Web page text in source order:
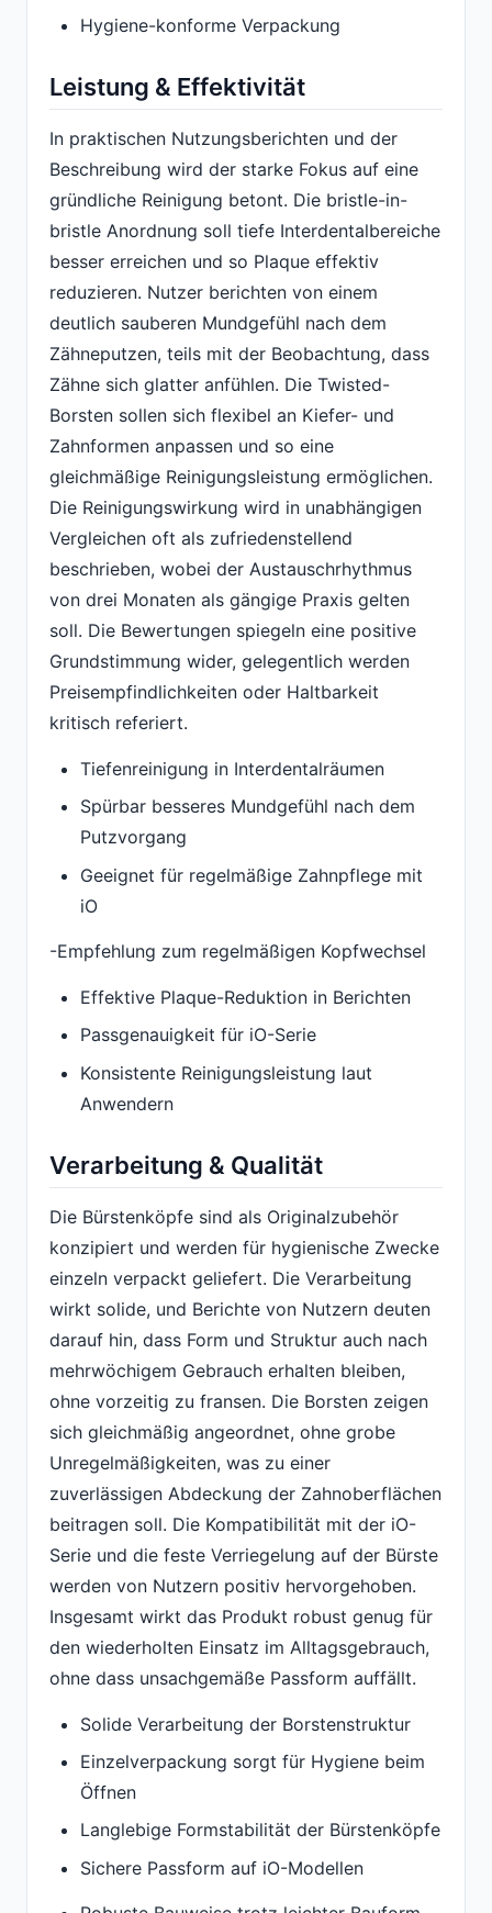
Hygiene-konforme Verpackung
Leistung & Effektivität
In praktischen Nutzungsberichten und der
Beschreibung wird der starke Fokus auf eine
gründliche Reinigung betont. Die bristle-in-
bristle Anordnung soll tiefe Interdentalbereiche
besser erreichen und so Plaque effektiv
reduzieren. Nutzer berichten von einem
deutlich sauberen Mundgefühl nach dem
Zähneputzen, teils mit der Beobachtung, dass
Zähne sich glatter anfühlen. Die Twisted-
Borsten sollen sich flexibel an Kiefer- und
Zahnformen anpassen und so eine
gleichmäßige Reinigungsleistung ermöglichen.
Die Reinigungswirkung wird in unabhängigen
Vergleichen oft als zufriedenstellend
beschrieben, wobei der Austauschrhythmus
von drei Monaten als gängige Praxis gelten
soll. Die Bewertungen spiegeln eine positive
Grundstimmung wider, gelegentlich werden
Preisempfindlichkeiten oder Haltbarkeit
kritisch referiert.
Tiefenreinigung in Interdentalräumen
Spürbar besseres Mundgefühl nach dem
Putzvorgang
Geeignet für regelmäßige Zahnpflege mit
iO
-Empfehlung zum regelmäßigen Kopfwechsel
Effektive Plaque-Reduktion in Berichten
Passgenauigkeit für iO-Serie
Konsistente Reinigungsleistung laut
Anwendern
Verarbeitung & Qualität
Die Bürstenköpfe sind als Originalzubehör
konzipiert und werden für hygienische Zwecke
einzeln verpackt geliefert. Die Verarbeitung
wirkt solide, und Berichte von Nutzern deuten
darauf hin, dass Form und Struktur auch nach
mehrwöchigem Gebrauch erhalten bleiben,
ohne vorzeitig zu fransen. Die Borsten zeigen
sich gleichmäßig angeordnet, ohne grobe
Unregelmäßigkeiten, was zu einer
zuverlässigen Abdeckung der Zahnoberflächen
beitragen soll. Die Kompatibilität mit der iO-
Serie und die feste Verriegelung auf der Bürste
werden von Nutzern positiv hervorgehoben.
Insgesamt wirkt das Produkt robust genug für
den wiederholten Einsatz im Alltagsgebrauch,
ohne dass unsachgemäße Passform auffällt.
Solide Verarbeitung der Borstenstruktur
Einzelverpackung sorgt für Hygiene beim
Öffnen
Langlebige Formstabilität der Bürstenköpfe
Sichere Passform auf iO-Modellen